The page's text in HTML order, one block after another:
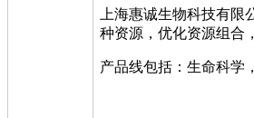
上海惠诚生物科技有
种资源，优化资源组合
产品线包括：生命科学